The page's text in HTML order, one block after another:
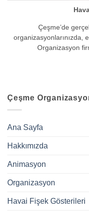
Çeşme’de
organizasyonlarınızda,
Organizasyon
Çeşme
Ana Sayfa
Hakkımızda
Animasyon
Organizasyon
Havai Fişek Gösterileri